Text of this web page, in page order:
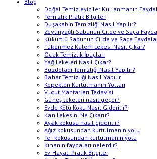
Doğal Temizleyiciler Kullanmanın
Temizlik Pratik Bilgiler
Duşakabin Temizliği Nasıl Yapılır?
Zeytinyağlı Sabunun Cilde ve Saça
Kükürtlü Sabunun Cilde ve Saça
Tükenmez Kalem Lekesi Nasıl Çıkar?
Ocak Temizlik İpuçları
Yağ Lekeleri Nasıl Çıkar?
Buzdolabı Temizliği Nasıl Yapılır?
Bahar Temizliği Nasıl Yapılır
Kepekten Kurtulmanın Yolları
Vucut Mantarları Tedavisi
Güneş lekeleri nasıl geçer?
Evde Kötü Koku Nasıl Giderilir?
Kan Lekesini Ne Çıkarır?
Ayak kokusu nasıl giderilir?
Ağız kokusundan kurtulmanın yolu
Ter kokusundan kurtulmanın yolu
Kınanın faydaları nelerdir?
Ev Hayatı Pratik Bilgiler